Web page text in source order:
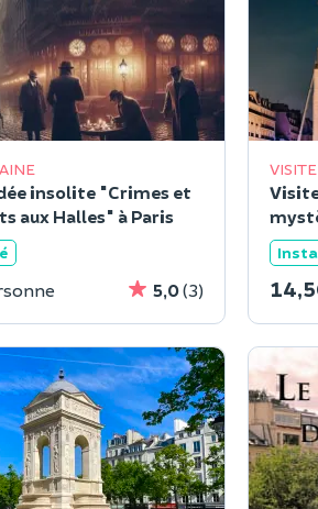
insolite "Crimes et
aux Halles" à Paris
5,0(3)